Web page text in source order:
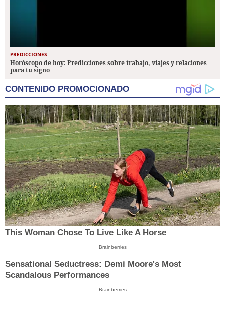
PREDICCIONES
Horóscopo de hoy: Predicciones sobre trabajo, viajes y relaciones
para tu signo
CONTENIDO PROMOCIONADO
This Woman Chose To Live Like A Horse
Brainberries
Sensational Seductress: Demi Moore's Most
Scandalous Performances
Brainberries